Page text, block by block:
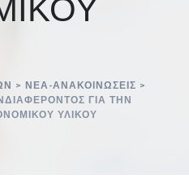
> ΝΈΑ-ΑΝΑΚΟΙΝΏΣΕΙΣ >
ΓΙΑ ΤΗΝ
ΥΛΙΚΟΥ